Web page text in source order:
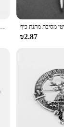
a versatile
gathering,
wholesale
who value
2 pcs broococh בציר נוח עבור חליפות לקשט את המעיל מתכת סיכות דקורטיבי סגסוגת lapel גדילן
₪2.87